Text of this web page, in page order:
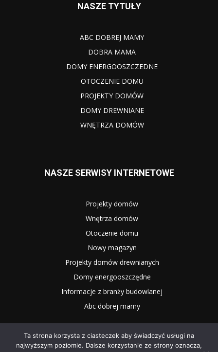
NASZE TYTUŁY
ABC DOBREJ MAMY
DOBRA MAMA
DOMY ENERGOOSZCZEDNE
OTOCZENIE DOMU
PROJEKTY DOMÓW
DOMY DREWNIANE
WNĘTRZA DOMÓW
NASZE SERWISY INTERNETOWE
Projekty domów
Wnętrza domów
Otoczenie domu
Nowy magazyn
Projekty domów drewnianych
Domy energooszczędne
Informacje z branży budowlanej
Abc dobrej mamy
Ta strona korzysta z ciasteczek aby świadczyć usługi na
najwyższym poziomie. Dalsze korzystanie ze strony oznacza,